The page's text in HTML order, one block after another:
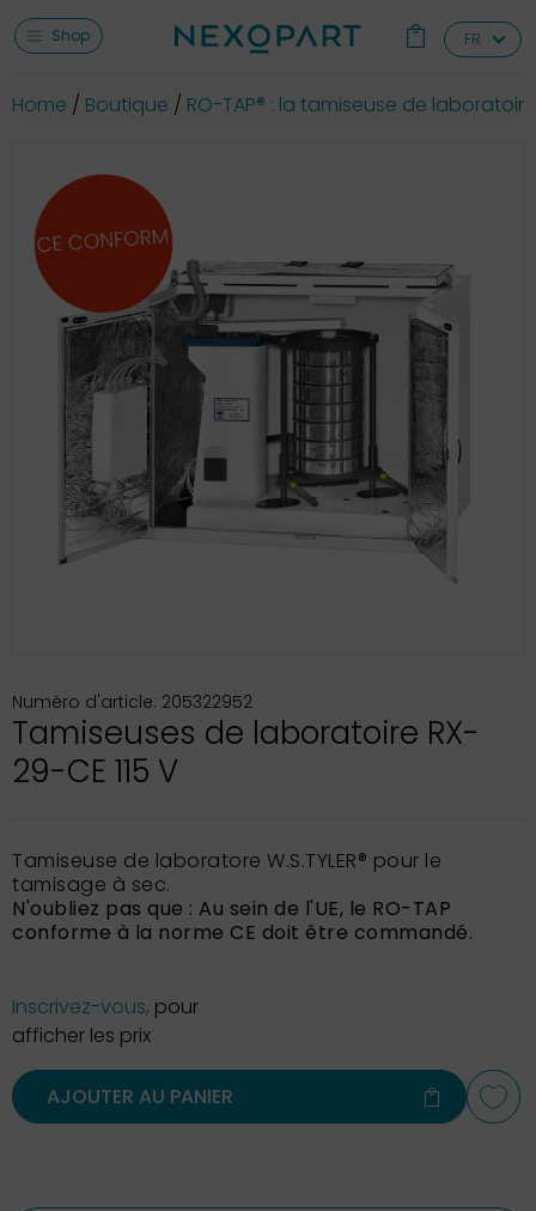
Shop FR
Home Boutique RO-TAP® : la tamiseuse de
Numéro d'article: 205322952
Tamiseuses de laboratoire RX-
29-CE 115 V
Tamiseuse de laboratore W.S.TYLER® pour le
tamisage à sec.
N'oubliez pas que : Au sein de l'UE, le RO-TAP
conforme à la norme CE doit être commandé.
Inscrivez-vous, pour
afficher les prix
AJOUTER AU PANIER